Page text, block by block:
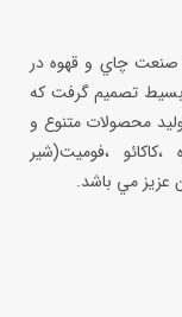
به صنعت چاي و قهوه در
بسيط تصميم گرفت كه
محصولات متنوع و
،فوميت(شير
عزيز مي باشد.